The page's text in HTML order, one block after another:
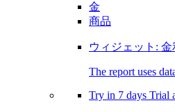
金
商品
ウィジェット:
The report uses
Try in 7 days Trial